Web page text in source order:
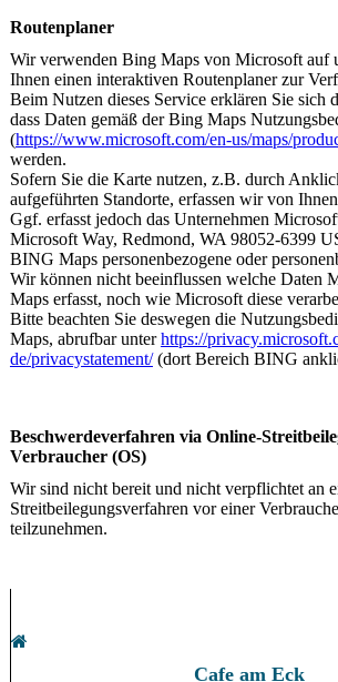
Routenplaner
Wir verwenden Bing Maps von Microsoft auf
Ihnen einen interaktiven Routenplaner zur
Beim Nutzen dieses Service erklären Sie sich
dass Daten gemäß der Bing Maps
(https://www.microsoft.com/en-us/maps/
werden.
Sofern Sie die Karte nutzen, z.B. durch
aufgeführten Standorte, erfassen wir von
Ggf. erfasst jedoch das Unternehmen
Microsoft Way, Redmond, WA 98052-6399
BING Maps personenbezogene oder
Wir können nicht beeinflussen welche Daten
Maps erfasst, noch wie Microsoft diese
Bitte beachten Sie deswegen die
Maps, abrufbar unterhttps://
de/privacystatement/(dort Bereich BING
Beschwerdeverfahren via Online-
Verbraucher (OS)
Wir sind nicht bereit und nicht verpflichtet an
Streitbeilegungsverfahren vor einer
teilzunehmen.
Cafe am Eck